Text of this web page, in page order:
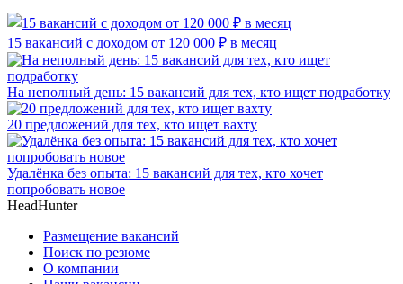
15 вакансий с доходом от 120 000 ₽ в месяц
На неполный день: 15 вакансий для тех, кто ищет подработку
20 предложений для тех, кто ищет вахту
Удалёнка без опыта: 15 вакансий для тех, кто хочет
попробовать новое
HeadHunter
Размещение вакансий
Поиск по резюме
О компании